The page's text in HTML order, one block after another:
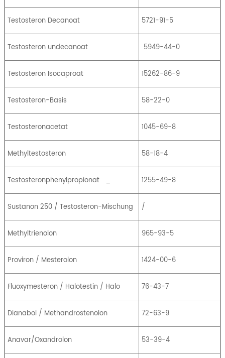
Testosteron Decanoat 5721-91-5
Testosteron undecanoat 5949-44-0
Testosteron Isocaproat 15262-86-9
Testosteron-Basis 58-22-0
Testosteronacetat 1045-69-8
Methyltestosteron 58-18-4
Testosteronphenylpropionat _ 1255-49-8
Sustanon 250 / Testosteron-Mischung /
Methyltrienolon 965-93-5
Proviron / Mesterolon 1424-00-6
Fluoxymesteron / Halotestin / Halo 76-43-7
Dianabol / Methandrostenolon 72-63-9
Anavar/Oxandrolon 53-39-4